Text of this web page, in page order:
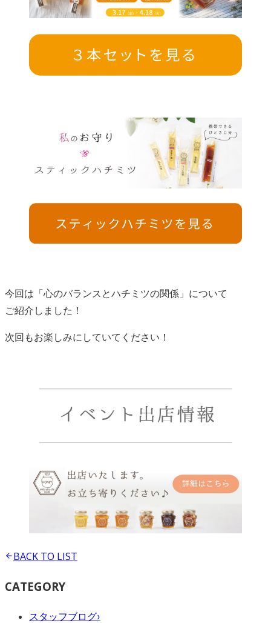
今回は「心のバランスとハチミツの関係」について
ご紹介しました！
次回もお楽しみにしていてください！
BACK TO LIST
CATEGORY
スタッフブログ›